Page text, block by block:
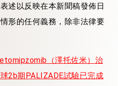
述以反映在本新聞稿發佈日
形的任何義務，除非法律要
（澤托佐米）治
2b期PALIZADE試驗已完成